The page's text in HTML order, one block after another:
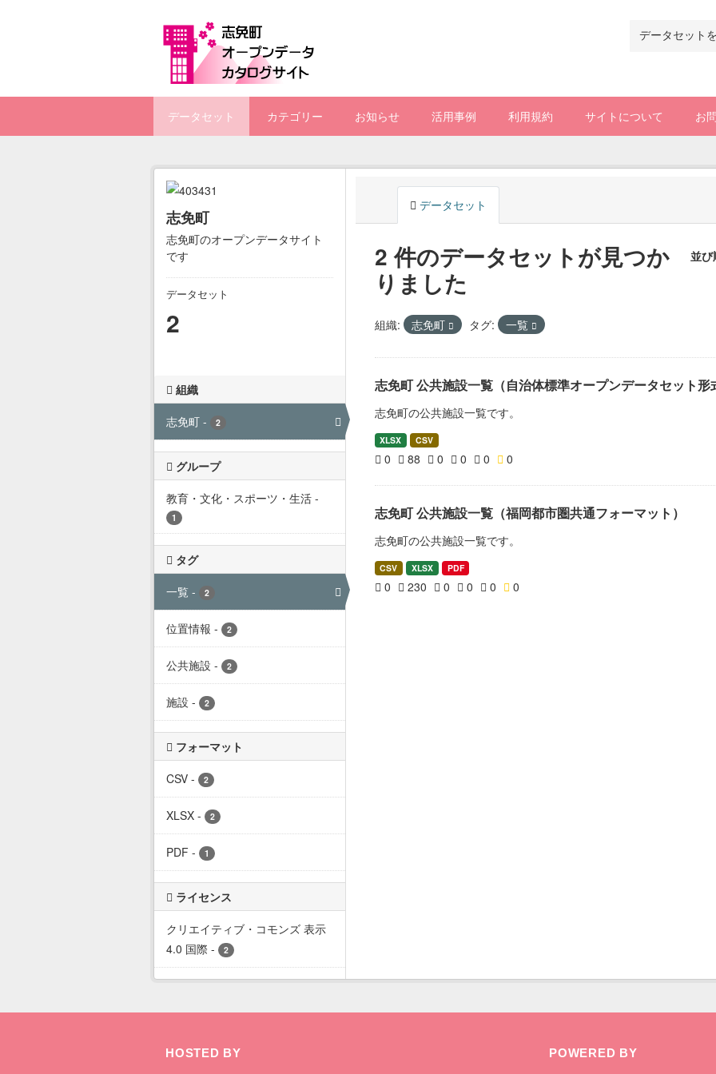
データセット カテゴリー お知らせ 活用事例 利用規約 サイトについて お
志免町
志免町のオープンデータサイト
です
データセット
2
組織
志免町 - 2
グループ
教育・文化・スポーツ・生活 -
1
タグ
一覧 - 2
位置情報 - 2
公共施設 - 2
施設 - 2
フォーマット
CSV - 2
XLSX - 2
PDF - 1
ライセンス
クリエイティブ・コモンズ 表示
4.0 国際 - 2
データセット
並び
2 件のデータセットが見つか
りました
組織: 志免町 タグ: 一覧
志免町 公共施設一覧（自治体標準オープンデータセット形
志免町の公共施設一覧です。
XLSX CSV
0 88 0 0 0 0
志免町 公共施設一覧（福岡都市圏共通フォーマット）
志免町の公共施設一覧です。
CSV XLSX PDF
0 230 0 0 0 0
HOSTED BY POWERED BY